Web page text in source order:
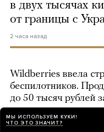
в двух тысячах
от границы с
2 часа назад
Wildberries ввела
беспилотников.
до 50 тысяч рублей
2 минуты назад
МЫ ИСПОЛЬЗУЕМ КУКИ!
ЧТО ЭТО ЗНАЧИТ?